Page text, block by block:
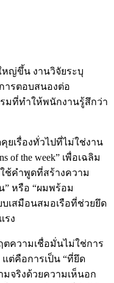
หญ่ขึ้น งานวิจัยระบุ
ารตอบสนองต่อ
มที่ทำให้พนักงานรู้สึกว่า
ยเรื่องทั่วไปที่ไม่ใช่งาน
of the week” เพื่อเฉลิม
ช้คำพูดที่สร้างความ
” หรือ “ผมพร้อม
เสมือนสมอเรือที่ช่วยยึด
รง
ความเชื่อมั่นไม่ใช่การ
แต่คือการเป็น “ที่ยึด
จริงด้วยความเห็นอก